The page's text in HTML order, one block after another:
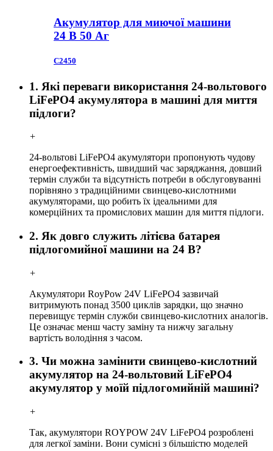
Акумулятор для миючої машини
24 В 50 Аг
С2450
1. Які переваги використання 24-вольтового
LiFePO4 акумулятора в машині для миття
підлоги?
+
24-вольтові LiFePO4 акумулятори пропонують чудову
енергоефективність, швидший час заряджання, довший
термін служби та відсутність потреби в обслуговуванні
порівняно з традиційними свинцево-кислотними
акумуляторами, що робить їх ідеальними для
комерційних та промислових машин для миття підлоги.
2. Як довго служить літієва батарея
підлогомийної машини на 24 В?
+
Акумулятори RoyPow 24V LiFePO4 зазвичай
витримують понад 3500 циклів зарядки, що значно
перевищує термін служби свинцево-кислотних аналогів.
Це означає менш часту заміну та нижчу загальну
вартість володіння з часом.
3. Чи можна замінити свинцево-кислотний
акумулятор на 24-вольтовий LiFePO4
акумулятор у моїй підлогомийній машині?
+
Так, акумулятори ROYPOW 24V LiFePO4 розроблені
для легкої заміни. Вони сумісні з більшістю моделей